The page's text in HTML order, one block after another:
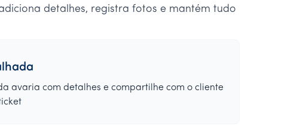
detalhes, registra fotos e mantém tudo
avaria com detalhes e compartilhe com o cliente